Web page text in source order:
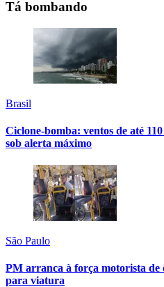
Tá bombando
Brasil
Ciclone-bomba: ventos de até
sob alerta máximo
São Paulo
PM arranca à força motorista de
para viatura